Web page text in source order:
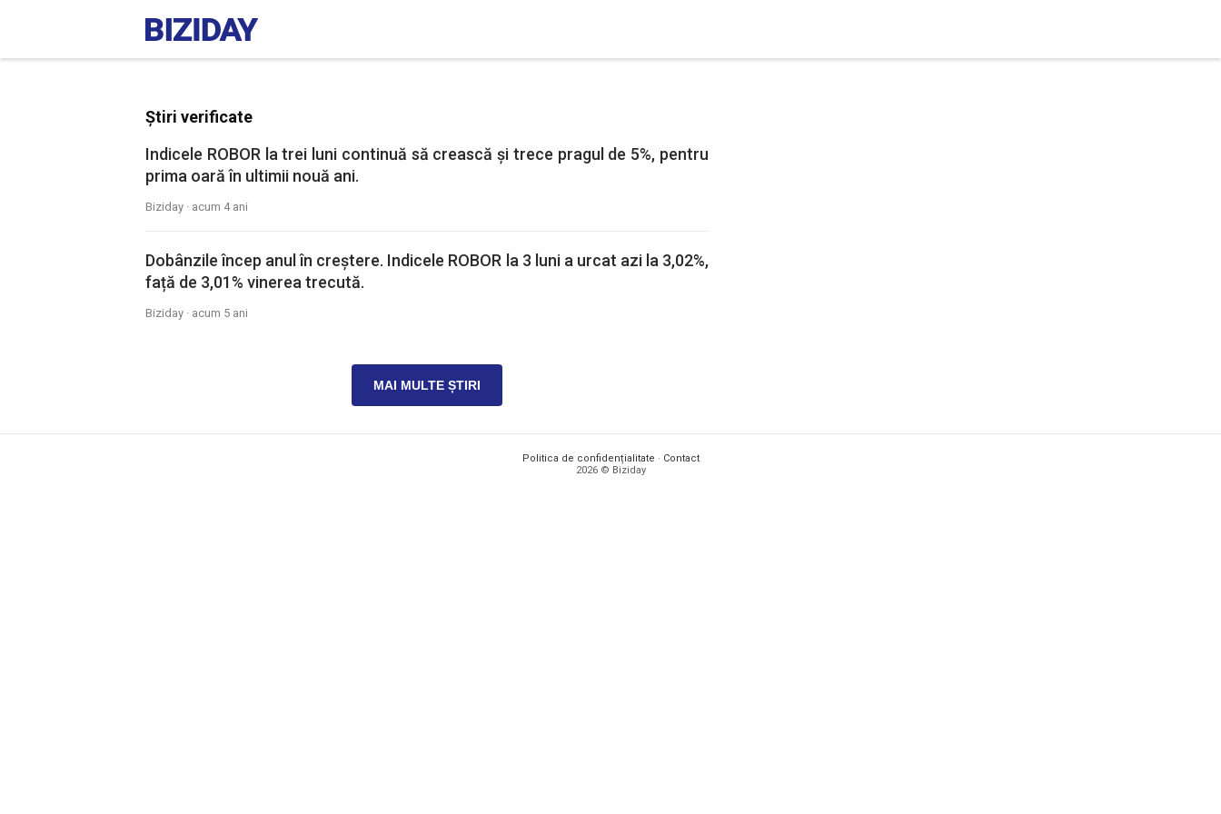
Știri verificate
Indicele ROBOR la trei luni continuă să crească și trece pragul de 5%, pentru
prima oară în ultimii nouă ani.
Biziday · acum 4 ani
Dobânzile încep anul în creștere. Indicele ROBOR la 3 luni a urcat azi la 3,02%,
față de 3,01% vinerea trecută.
Biziday · acum 5 ani
MAI MULTE ȘTIRI
Politica de confidențialitate · Contact
2026 © Biziday